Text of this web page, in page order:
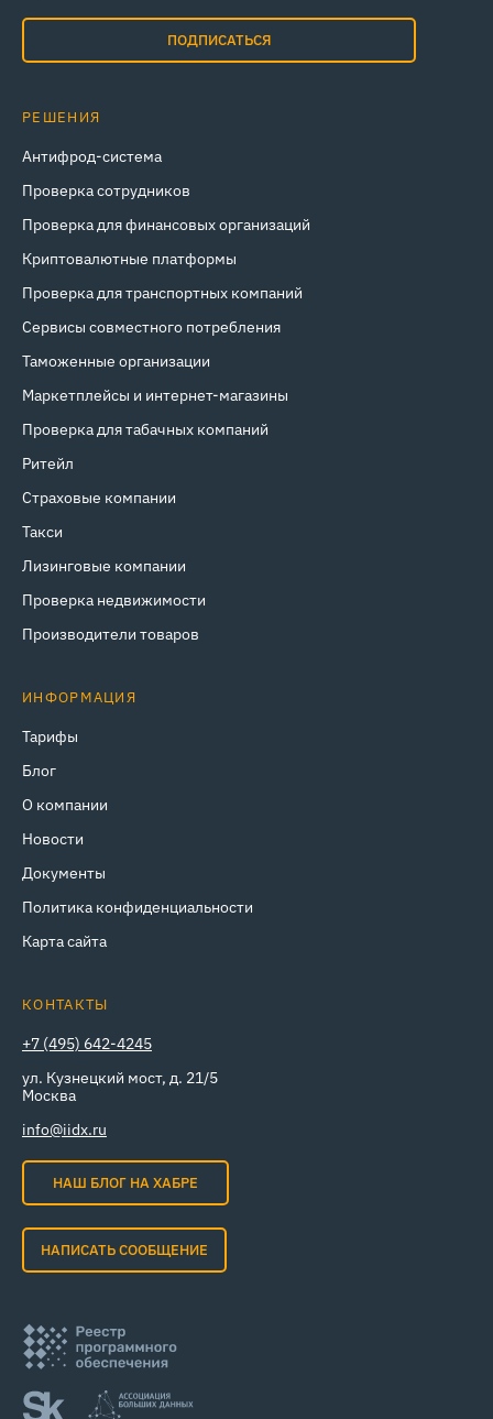
ПОДПИСАТЬСЯ
РЕШЕНИЯ
Антифрод-система
Проверка сотрудников
Проверка для финансовых организаций
Криптовалютные платформы
Проверка для транспортных компаний
Сервисы совместного потребления
Таможенные организации
Маркетплейсы и интернет‑магазины
Проверка для табачных компаний
Ритейл
Страховые компании
Такси
Лизинговые компании
Проверка недвижимости
Производители товаров
ИНФОРМАЦИЯ
Тарифы
Блог
О компании
Новости
Документы
Политика конфиденциальности
Карта сайта
КОНТАКТЫ
+7 (495) 642-4245
ул. Кузнецкий мост, д. 21/5
Москва
info@iidx.ru
НАШ БЛОГ НА ХАБРЕ
НАПИСАТЬ СООБЩЕНИЕ